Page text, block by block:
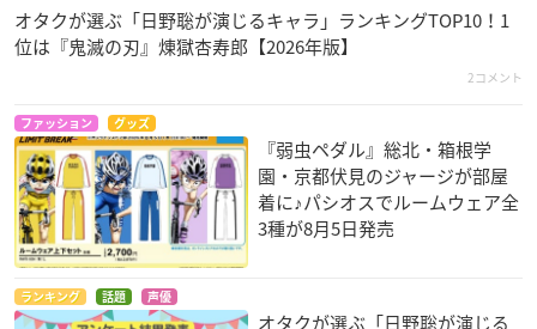
オタクが選ぶ「日野聡が演じるキャラ」ランキングTOP10！1
位は『鬼滅の刃』煉󠄁獄杏寿郎【2026年版】
2コメント
ファッション グッズ
『弱虫ペダル』総北・箱根学
園・京都伏見のジャージが部屋
着に♪パシオスでルームウェア全
3種が8月5日発売
ランキング 話題 声優
オタクが選ぶ「日野聡が演じる